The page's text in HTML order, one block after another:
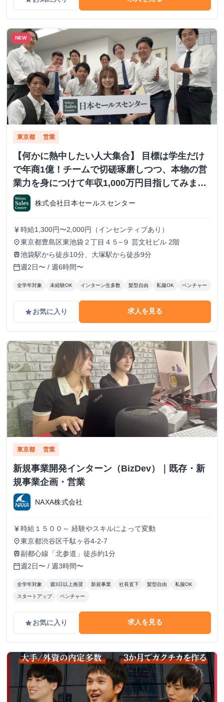
NEW
東京都 営業
【何かに熱中したい人大集合】 目標は学生だけ
で年商1億！チームで切磋琢磨しつつ、本物の営
業力を身につけて年収1,000万円目指してみませ
んか？ ※当社直結内定あり #学歴不問 #未経験可
#1.2年生可
株式会社日本セールスセンター
currency_yen 時給1,300円〜2,000円（インセンティブあり）
place東京都豊島区東池袋２丁目４５−９ 芸文社ビル 2階
train池袋駅から徒歩10分、大塚駅から徒歩9分
calendar_today週2日〜 / 週6時間〜
全学年対象 未経験OK インターン生多数 髪型自由 私服OK ベンチャー
gradeお気に入り 求人を見る
東京都 営業
新規事業開発インターン（BizDev）｜既存・新
規事業企画・営業
NAXA株式会社
currency_yen 時給１５００～ 経験やスキルによって変動
place東京都渋谷区千駄ヶ谷4-2-7
train副都心線「北参道」徒歩約1分
calendar_today週2日〜 / 週3時間〜
全学年対象 週3日以上推奨 新規事業 社長直下 髪型自由 私服OK
スタートアップ ベンチャー
gradeお気に入り 求人を見る